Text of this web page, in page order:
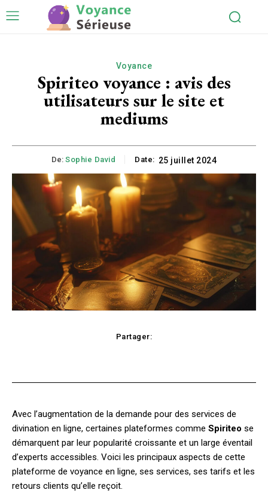
Voyance
Spiriteo voyance : avis des
utilisateurs sur le site et
mediums
De: Sophie David Date: 25 juillet 2024
Partager:
Avec l’augmentation de la demande pour des services de
divination en ligne, certaines plateformes comme Spiriteo se
démarquent par leur popularité croissante et un large éventail
d’experts accessibles. Voici les principaux aspects de cette
plateforme de voyance en ligne, ses services, ses tarifs et les
retours clients qu’elle reçoit.